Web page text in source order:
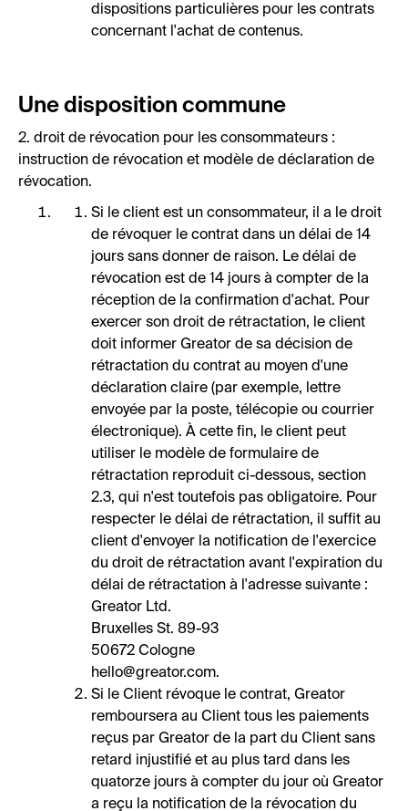
dispositions particulières pour les contrats
concernant l'achat de contenus.
Une disposition commune
2. droit de révocation pour les consommateurs :
instruction de révocation et modèle de déclaration de
révocation.
Si le client est un consommateur, il a le droit
de révoquer le contrat dans un délai de 14
jours sans donner de raison. Le délai de
révocation est de 14 jours à compter de la
réception de la confirmation d'achat. Pour
exercer son droit de rétractation, le client
doit informer Greator de sa décision de
rétractation du contrat au moyen d'une
déclaration claire (par exemple, lettre
envoyée par la poste, télécopie ou courrier
électronique). À cette fin, le client peut
utiliser le modèle de formulaire de
rétractation reproduit ci-dessous, section
2.3, qui n'est toutefois pas obligatoire. Pour
respecter le délai de rétractation, il suffit au
client d'envoyer la notification de l'exercice
du droit de rétractation avant l'expiration du
délai de rétractation à l'adresse suivante :
Greator Ltd.
Bruxelles St. 89-93
50672 Cologne
hello@greator.com.
Si le Client révoque le contrat, Greator
remboursera au Client tous les paiements
reçus par Greator de la part du Client sans
retard injustifié et au plus tard dans les
quatorze jours à compter du jour où Greator
a reçu la notification de la révocation du